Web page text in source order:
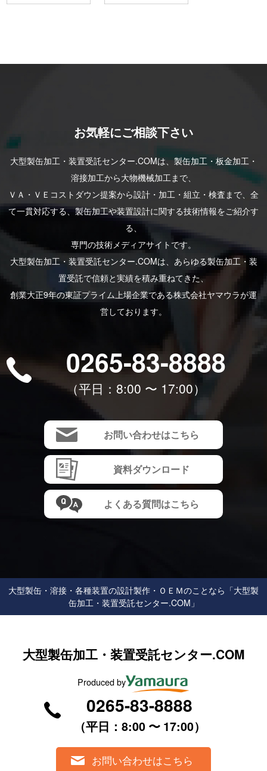
お気軽にご相談下さい
大型製缶加工・装置受託センター.COMは、製⽸加⼯・板⾦加⼯・
溶接加⼯から⼤物機械加⼯まで、
ＶＡ・ＶＥコストダウン提案から設計・加⼯・組⽴・検査まで、全
て⼀貫対応する、製⽸加⼯や装置設計に関する技術情報をご紹介す
る、
専⾨の技術メディアサイトです。
大型製缶加工・装置受託センター.COMは、あらゆる製⽸加⼯・装
置受託で信頼と実績を積み重ねてきた、
創業⼤正9年の東証プライム上場企業である株式会社ヤマウラが運
営しております。
0265-83-8888
（平⽇：8:00 〜 17:00）
お問い合わせはこちら
資料ダウンロード
よくある質問はこちら
⼤型製⽸・溶接・各種装置の設計製作・ＯＥＭのことなら「大型製
缶加工・装置受託センター.COM」
大型製缶加工・装置受託センター.COM
Produced by
0265-83-8888
（平⽇：8:00 〜 17:00）
お問い合わせはこちら